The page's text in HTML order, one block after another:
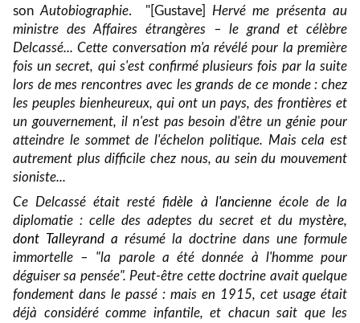
sonAutobiographie. "[Gustave] Hervé me présenta au
ministre des Affaires étrangères – le grand et célèbre
Delcassé... Cette conversation m'a révélé pour la première
fois un secret, qui s'est confirmé plusieurs fois par la suite
lors de mes rencontres avec les grands de ce monde : chez
les peuples bienheureux, qui ont un pays, des frontières et
un gouvernement, il n'est pas besoin d'être un génie pour
atteindre le sommet de l'échelon politique. Mais cela est
autrement plus difficile chez nous, au sein du mouvement
sioniste...
Ce Delcassé était resté fidèle à l'ancienneécole de la
diplomatie : celle des adeptes du secret et du mystère,
dont Talleyrand a résumé la doctrine dans une formule
immortelle – "la parole a été donnée à l'homme pour
déguiser sa pensée". Peut-être cette doctrine avait quelque
fondement dans le passé : mais en 1915, cet usage était
déjà considéré comme infantile, et chacun sait que les